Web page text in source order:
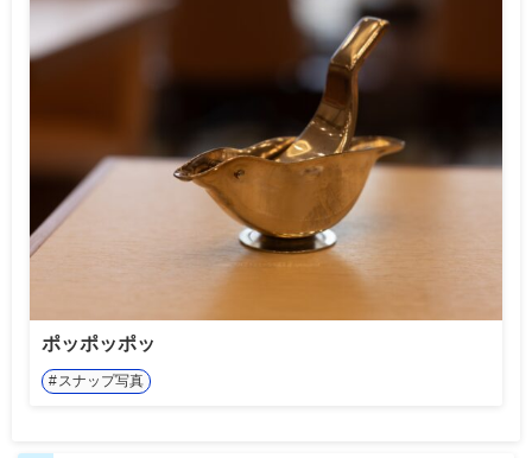
ポッポッポッ
スナップ写真